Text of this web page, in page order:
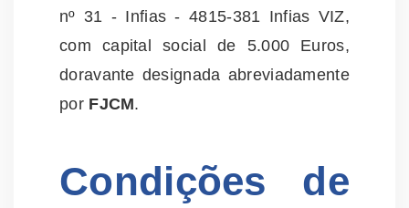
nº 31 - Infias - 4815-381 Infias VIZ,
com capital social de 5.000 Euros,
doravante designada abreviadamente
por FJCM.
Condições de